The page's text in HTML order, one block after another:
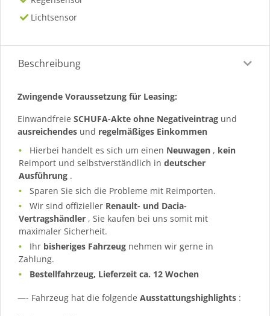
Lichtsensor
Beschreibung
Zwingende Voraussetzung für Leasing:
Einwandfreie SCHUFA-Akte ohne Negativeintrag und
ausreichendes und regelmäßiges Einkommen
Hierbei handelt es sich um einen Neuwagen , kein
Reimport und selbstverständlich in deutscher
Ausführung .
Sparen Sie sich die Probleme mit Reimporten.
Wir sind offizieller Renault- und Dacia-
Vertragshändler , Sie kaufen bei uns somit mit
maximaler Sicherheit.
Ihr bisheriges Fahrzeug nehmen wir gerne in
Zahlung.
Bestellfahrzeug, Lieferzeit ca. 12 Wochen
—- Fahrzeug hat die folgende Ausstattungshighlights :